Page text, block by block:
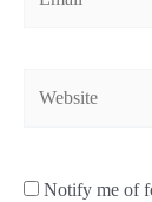
Notify me of